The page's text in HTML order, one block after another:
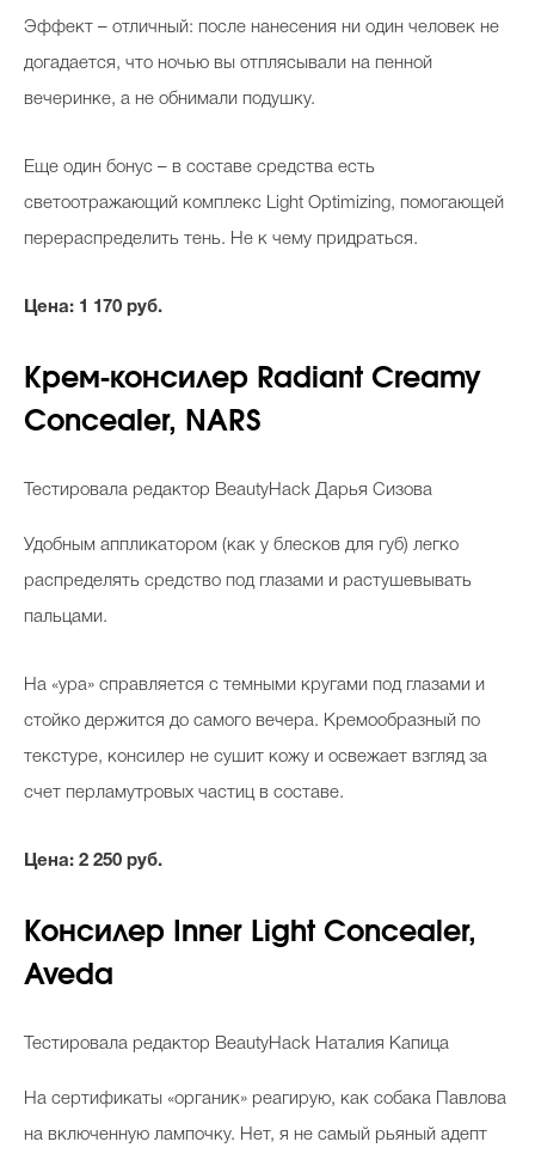
Эффект – отличный: после нанесения ни один человек не
догадается, что ночью вы отплясывали на пенной
вечеринке, а не обнимали подушку.
Еще один бонус – в составе средства есть
светоотражающий комплекс Light Optimizing, помогающей
перераспределить тень. Не к чему придраться.
Цена: 1 170 руб.
Крем-консилер Radiant Creamy
Concealer, NARS
Тестировала редактор BeautyHack Дарья Сизова
Удобным аппликатором (как у блесков для губ) легко
распределять средство под глазами и растушевывать
пальцами.
На «ура» справляется с темными кругами под глазами и
стойко держится до самого вечера. Кремообразный по
текстуре, консилер не сушит кожу и освежает взгляд за
счет перламутровых частиц в составе.
Цена: 2 250 руб.
Консилер Inner Light Concealer,
Aveda
Тестировала редактор BeautyHack Наталия Капица
На сертификаты «органик» реагирую, как собака Павлова
на включенную лампочку. Нет, я не самый рьяный адепт